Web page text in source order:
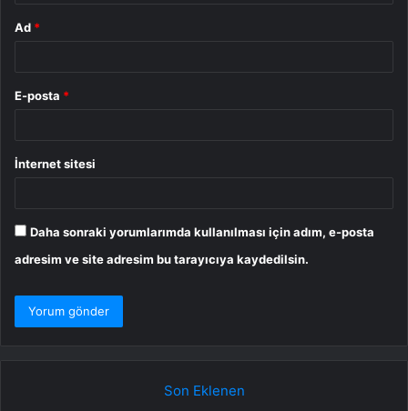
Ad *
E-posta *
İnternet sitesi
Daha sonraki yorumlarımda kullanılması için adım, e-posta
adresim ve site adresim bu tarayıcıya kaydedilsin.
Son Eklenen